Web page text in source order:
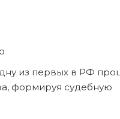
из первых в РФ
формируя судебную